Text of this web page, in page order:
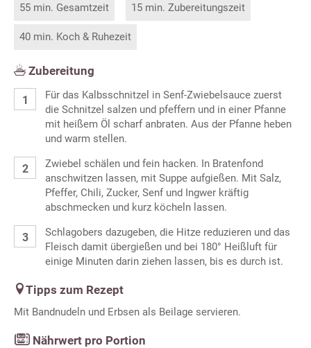
55 min. Gesamtzeit 15 min. Zubereitungszeit
40 min. Koch & Ruhezeit
Zubereitung
Für das Kalbsschnitzel in Senf-Zwiebelsauce zuerst
die Schnitzel salzen und pfeffern und in einer Pfanne
mit heißem Öl scharf anbraten. Aus der Pfanne heben
und warm stellen.
Zwiebel schälen und fein hacken. In Bratenfond
anschwitzen lassen, mit Suppe aufgießen. Mit Salz,
Pfeffer, Chili, Zucker, Senf und Ingwer kräftig
abschmecken und kurz köcheln lassen.
Schlagobers dazugeben, die Hitze reduzieren und das
Fleisch damit übergießen und bei 180° Heißluft für
einige Minuten darin ziehen lassen, bis es durch ist.
Tipps zum Rezept
Mit Bandnudeln und Erbsen als Beilage servieren.
Nährwert pro Portion